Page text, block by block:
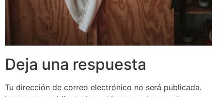
Deja una respuesta
Tu dirección de correo electrónico no será publicada.